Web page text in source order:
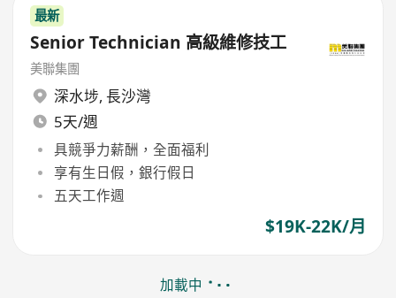
最新
Senior Technician 高級維修技工
美聯集團
深水埗, 長沙灣
5天/週
具競爭力薪酬，全面福利
享有生日假，銀行假日
五天工作週
$19K-22K/月
加載中